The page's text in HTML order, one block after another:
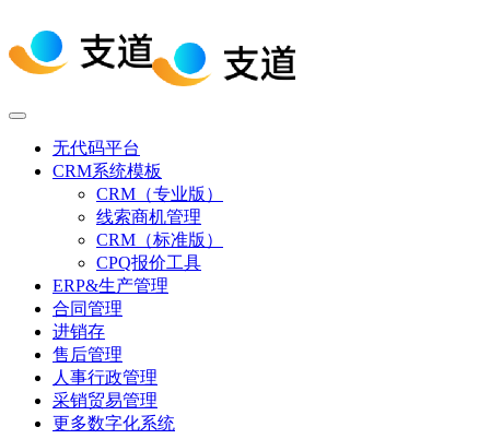
无代码平台
CRM系统模板
CRM（专业版）
线索商机管理
CRM（标准版）
CPQ报价工具
ERP&生产管理
合同管理
进销存
售后管理
人事行政管理
采销贸易管理
更多数字化系统